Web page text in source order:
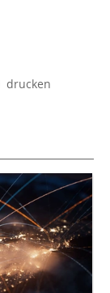
drucken